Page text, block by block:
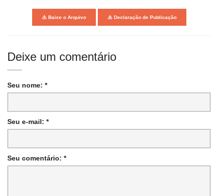
Baixe o Arquivo Declaração de Publicação
Deixe um comentário
Seu nome: *
Seu e-mail: *
Seu comentário: *